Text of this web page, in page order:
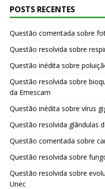
POSTS RECENTES
Questão comentada sobre
Questão resolvida sobre
Questão inédita sobre
Questão resolvida sobre
da Emescam
Questão inédita sobre vírus
Questão resolvida glândulas
Questão comentada sobre
Questão resolvida sobre
Questão resolvida sobre
Unec